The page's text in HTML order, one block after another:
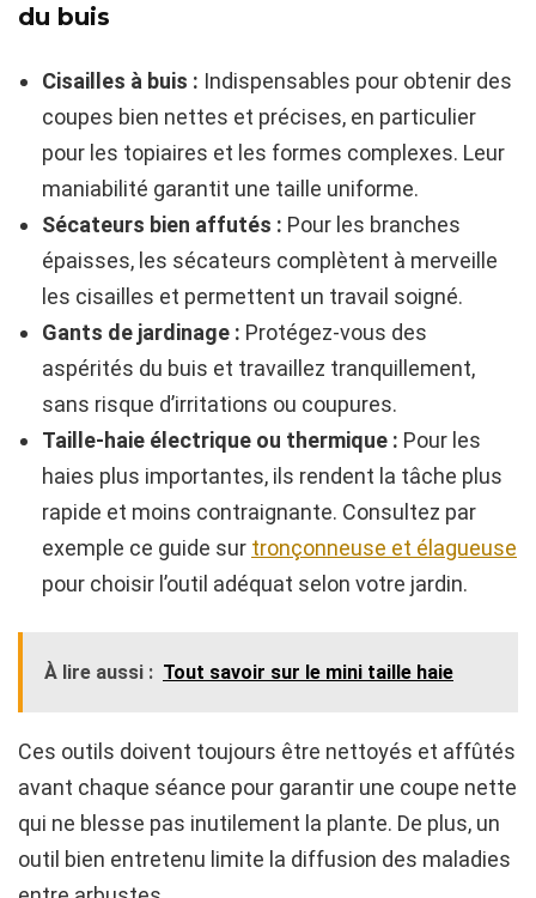
du buis
Cisailles à buis : Indispensables pour obtenir des
coupes bien nettes et précises, en particulier
pour les topiaires et les formes complexes. Leur
maniabilité garantit une taille uniforme.
Sécateurs bien affutés : Pour les branches
épaisses, les sécateurs complètent à merveille
les cisailles et permettent un travail soigné.
Gants de jardinage : Protégez-vous des
aspérités du buis et travaillez tranquillement,
sans risque d’irritations ou coupures.
Taille-haie électrique ou thermique : Pour les
haies plus importantes, ils rendent la tâche plus
rapide et moins contraignante. Consultez par
exemple ce guide sur tronçonneuse et élagueuse
pour choisir l’outil adéquat selon votre jardin.
À lire aussi : Tout savoir sur le mini taille haie
Ces outils doivent toujours être nettoyés et affûtés
avant chaque séance pour garantir une coupe nette
qui ne blesse pas inutilement la plante. De plus, un
outil bien entretenu limite la diffusion des maladies